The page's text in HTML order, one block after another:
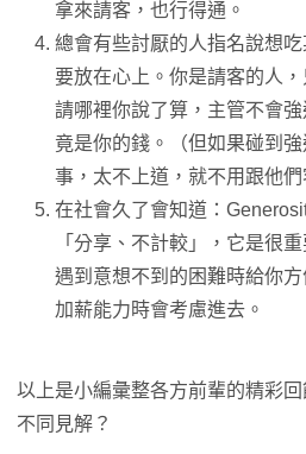
拿來請客，也行得通。
總會有些討厭的人指名說想
要放在心上。你是請客的人
請哪裡你說了算，主管不會
竟是你的錢。（但如果碰到
事，太不上道，就不用跟他們
在社會久了會知道：
「分享、不計較」，它是很
遇到意想不到的困難時給你
加薪能力時會考慮進去。
以上是小編彙整各方前輩的精彩
不同見解？